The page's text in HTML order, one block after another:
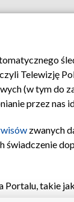
Pomoc
Telewizję
(w tym do
przez
zwanych
Portalu, takie